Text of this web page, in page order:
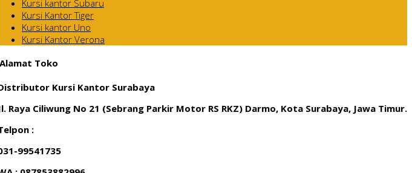
Kursi kantor Subaru
Kursi Kantor Tiger
Kursi kantor Uno
Kursi Kantor Verona
Alamat Toko
Kursi Kantor Surabaya
Raya Ciliwung No 21 (Sebrang Parkir Motor RS RKZ) Darmo, Kota Surabaya, Jawa Timur.
:
99541735